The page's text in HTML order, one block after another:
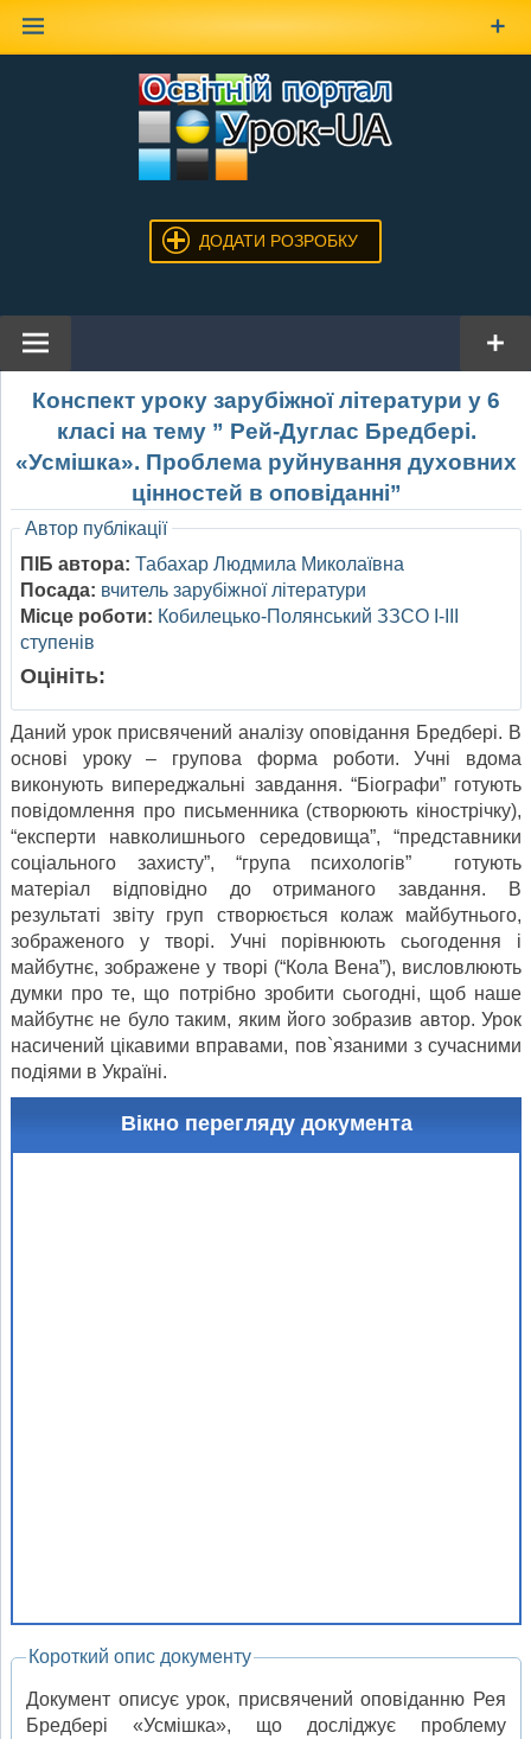
ДОДАТИ РОЗРОБКУ
Конспект уроку зарубіжної літератури у 6
класі на тему ” Рей-Дуглас Бредбері.
«Усмішка». Проблема руйнування духовних
цінностей в оповіданні”
Автор публікації
ПІБ автора: Табахар Людмила Миколаївна
Посада: вчитель зарубіжної літератури
Місце роботи: Кобилецько-Полянський ЗЗСО І-ІІІ
ступенів
Оцініть:
Даний урок присвячений аналізу оповідання Бредбері. В
основі уроку – групова форма роботи. Учні вдома
виконують випереджальні завдання. “Біографи” готують
повідомлення про письменника (створюють кінострічку),
“експерти навколишнього середовища”, “представники
соціального захисту”, “група психологів” готують
матеріал відповідно до отриманого завдання. В
результаті звіту груп створюється колаж майбутнього,
зображеного у творі. Учні порівнюють сьогодення і
майбутнє, зображене у творі (“Кола Вена”), висловлюють
думки про те, що потрібно зробити сьогодні, щоб наше
майбутнє не було таким, яким його зобразив автор. Урок
насичений цікавими вправами, пов`язаними з сучасними
подіями в Україні.
Вікно перегляду документа
Короткий опис документу
Документ описує урок, присвячений оповіданню Рея
Бредбері «Усмішка», що досліджує проблему